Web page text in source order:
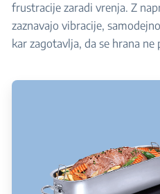
frustracije zaradi vrenja. Z
zaznavajo vibracije,
kar zagotavlja, da se hrana ne